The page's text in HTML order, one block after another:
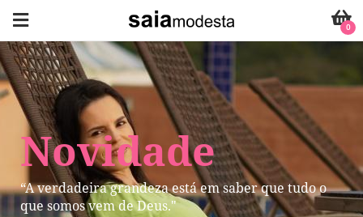
Novidade
“A verdadeira grandeza está em saber que tudo o
que somos vem de Deus."
0